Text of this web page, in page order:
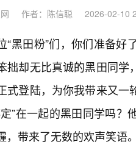
作者：陈信聪 2026-02-10
“黑田粉”们，你们准备
拙却无比真诚的黑田同
式登陆，为你我带来又
”在一起的黑田同学吗
，带来了无数的欢声笑语